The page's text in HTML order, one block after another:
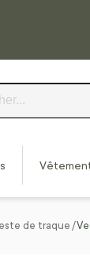
de traque